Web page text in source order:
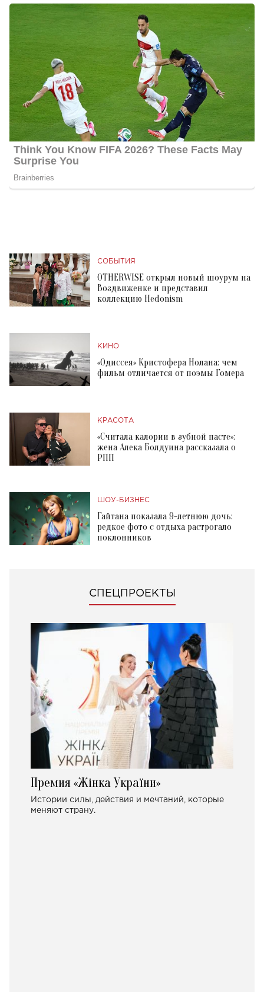
СОБЫТИЯ
OTHERWISE открыл новый шоурум на
Воздвиженке и представил
коллекцию Hedonism
КИНО
«Одиссея» Кристофера Нолана: чем
фильм отличается от поэмы Гомера
КРАСОТА
«Считала калории в зубной пасте»:
жена Алека Болдуина рассказала о
РПП
ШОУ-БИЗНЕС
Гайтана показала 9-летнюю дочь:
редкое фото с отдыха растрогало
поклонников
СПЕЦПРОЕКТЫ
Премия «Жінка України»
Истории силы, действия и мечтаний, которые
меняют страну.